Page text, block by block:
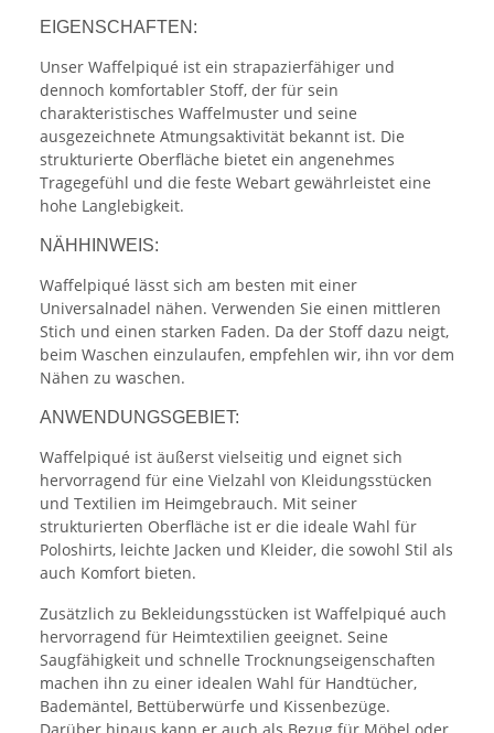
EIGENSCHAFTEN:
Unser Waffelpiqué ist ein strapazierfähiger und
dennoch komfortabler Stoff, der für sein
charakteristisches Waffelmuster und seine
ausgezeichnete Atmungsaktivität bekannt ist. Die
strukturierte Oberfläche bietet ein angenehmes
Tragegefühl und die feste Webart gewährleistet eine
hohe Langlebigkeit.
NÄHHINWEIS:
Waffelpiqué lässt sich am besten mit einer
Universalnadel nähen. Verwenden Sie einen mittleren
Stich und einen starken Faden. Da der Stoff dazu neigt,
beim Waschen einzulaufen, empfehlen wir, ihn vor dem
Nähen zu waschen.
ANWENDUNGSGEBIET:
Waffelpiqué ist äußerst vielseitig und eignet sich
hervorragend für eine Vielzahl von Kleidungsstücken
und Textilien im Heimgebrauch. Mit seiner
strukturierten Oberfläche ist er die ideale Wahl für
Poloshirts, leichte Jacken und Kleider, die sowohl Stil als
auch Komfort bieten.
Zusätzlich zu Bekleidungsstücken ist Waffelpiqué auch
hervorragend für Heimtextilien geeignet. Seine
Saugfähigkeit und schnelle Trocknungseigenschaften
machen ihn zu einer idealen Wahl für Handtücher,
Bademäntel, Bettüberwürfe und Kissenbezüge.